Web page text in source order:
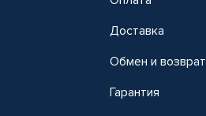
Доставка
Обмен и возврат
Гарантия